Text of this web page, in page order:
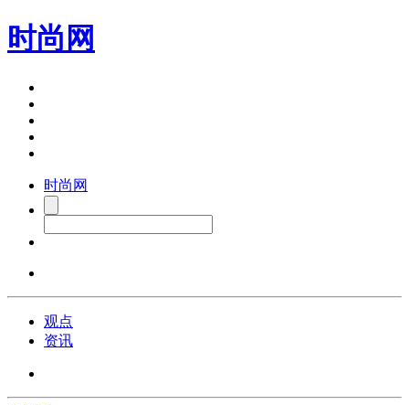
时尚网
时尚网
观点
资讯